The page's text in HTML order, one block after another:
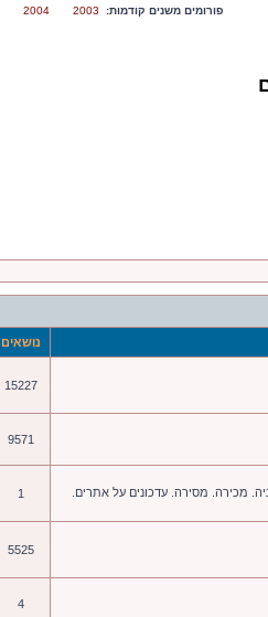
פורומים משנים קודמות: 2003
2004
נושאים
15227
9571
מכירה. מסירה. עדכונים על אתרים.
1
5525
4